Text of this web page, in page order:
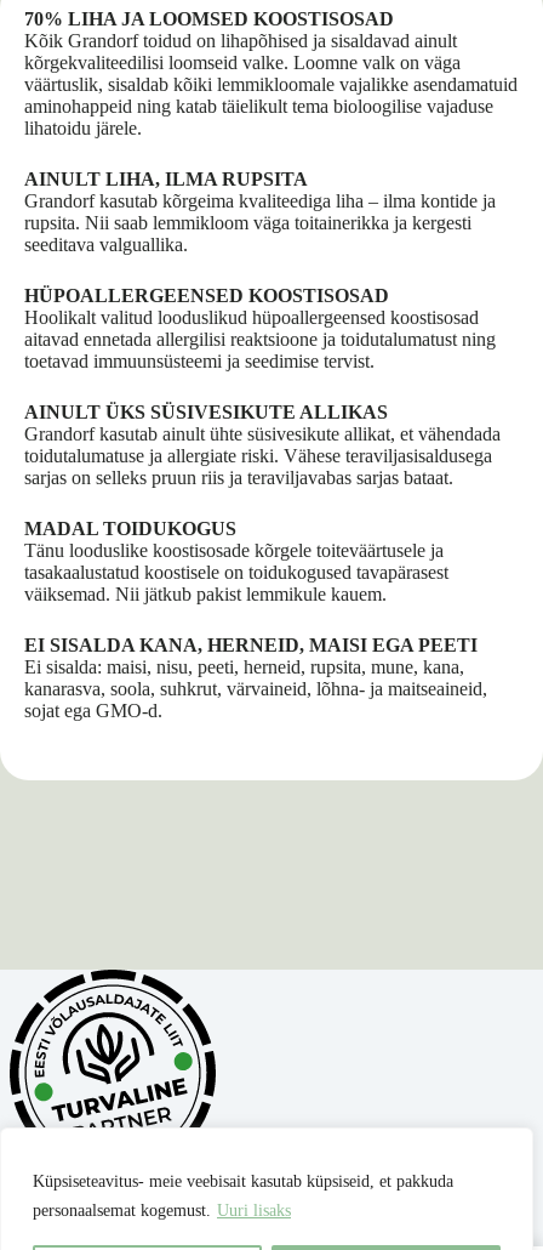
Küpsiseteavitus- meie veebisait kasutab küpsiseid, et pakkuda
personaalsemat kogemust. Uuri lisaks
70% LIHA JA LOOMSED KOOSTISOSAD
Kõik Grandorf toidud on lihapõhised ja sisaldavad ainult
kõrgekvaliteedilisi loomseid valke. Loomne valk on väga
väärtuslik, sisaldab kõiki lemmikloomale vajalikke asendamatuid
aminohappeid ning katab täielikult tema bioloogilise vajaduse
lihatoidu järele.
AINULT LIHA, ILMA RUPSITA
Grandorf kasutab kõrgeima kvaliteediga liha – ilma kontide ja
rupsita. Nii saab lemmikloom väga toitainerikka ja kergesti
seeditava valguallika.
HÜPOALLERGEENSED KOOSTISOSAD
Hoolikalt valitud looduslikud hüpoallergeensed koostisosad
aitavad ennetada allergilisi reaktsioone ja toidutalumatust ning
toetavad immuunsüsteemi ja seedimise tervist.
AINULT ÜKS SÜSIVESIKUTE ALLIKAS
Grandorf kasutab ainult ühte süsivesikute allikat, et vähendada
toidutalumatuse ja allergiate riski. Vähese teraviljasisaldusega
sarjas on selleks pruun riis ja teraviljavabas sarjas bataat.
MADAL TOIDUKOGUS
Tänu looduslike koostisosade kõrgele toiteväärtusele ja
tasakaalustatud koostisele on toidukogused tavapärasest
väiksemad. Nii jätkub pakist lemmikule kauem.
EI SISALDA KANA, HERNEID, MAISI EGA PEETI
Ei sisalda: maisi, nisu, peeti, herneid, rupsita, mune, kana,
kanarasva, soola, suhkrut, värvaineid, lõhna- ja maitseaineid,
sojat ega GMO-d.